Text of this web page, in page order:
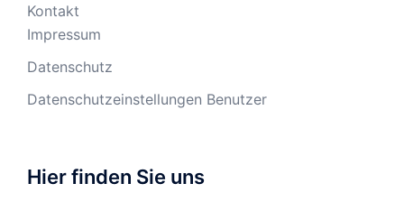
Kontakt
Impressum
Datenschutz
Datenschutzeinstellungen Benutzer
Hier finden Sie uns